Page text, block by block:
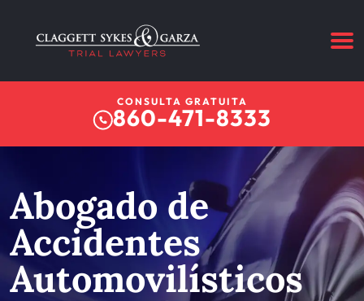
CONSULTA GRATUITA
860-471-8333
Abogado de
Accidentes
Automovilísticos